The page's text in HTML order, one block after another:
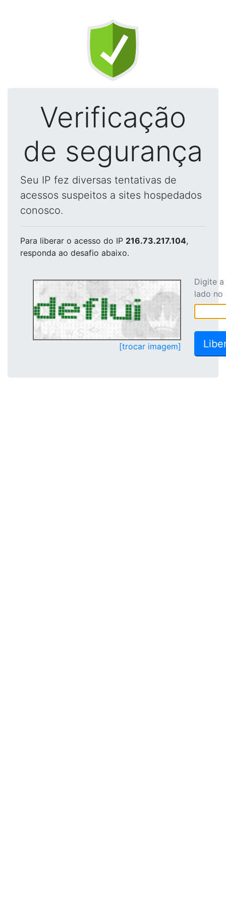
Verificação
de segurança
Seu IP fez diversas tentativas de
acessos suspeitos a sites hospedados
conosco.
Para liberar o acesso do IP 216.73.217.104,
responda ao desafio abaixo.
[trocar imagem]
Digite
lado no